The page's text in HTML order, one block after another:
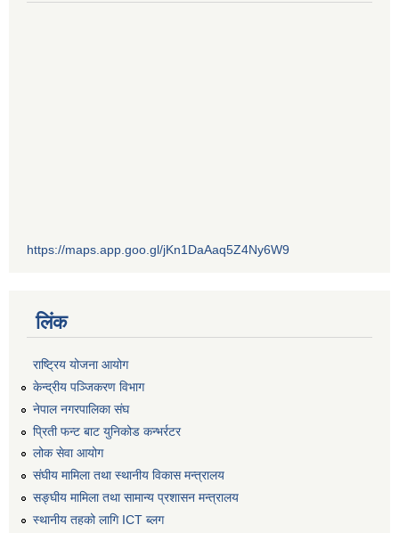
https://maps.app.goo.gl/jKn1DaAaq5Z4Ny6W9
लिंक
राष्ट्रिय योजना आयोग
केन्द्रीय पञ्जिकरण विभाग
नेपाल नगरपालिका संघ
प्रिती फन्ट बाट युनिकोड कन्भर्रटर
लोक सेवा आयोग
संघीय मामिला तथा स्थानीय विकास मन्त्रालय
सङ्घीय मामिला तथा सामान्य प्रशासन मन्त्रालय
स्थानीय तहको लागि ICT ब्लग